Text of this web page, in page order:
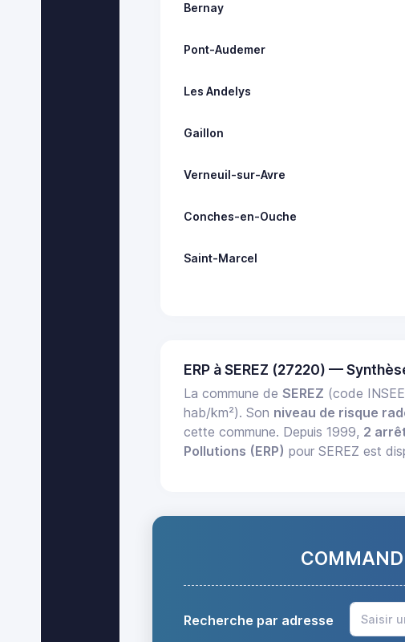
Bernay
Pont-Audemer
Les Andelys
Gaillon
Verneuil-sur-Avre
Conches-en-Ouche
Saint-Marcel
ERP à SEREZ (27220) —
La commune deSEREZ (code
hab/km²). Son niveau de risque
cette commune. Depuis 1999, 2
Pollutions (ERP) pour SEREZ est
Recherche par adresse